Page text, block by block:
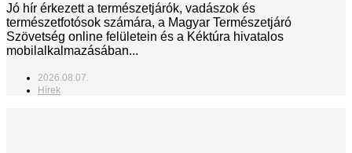
Jó hír érkezett a természetjárók, vadászok és
természetfotósok számára, a Magyar Természetjáró
Szövetség online felületein és a Kéktúra hivatalos
mobilalkalmazásában...
2026.08.07.
Hírek